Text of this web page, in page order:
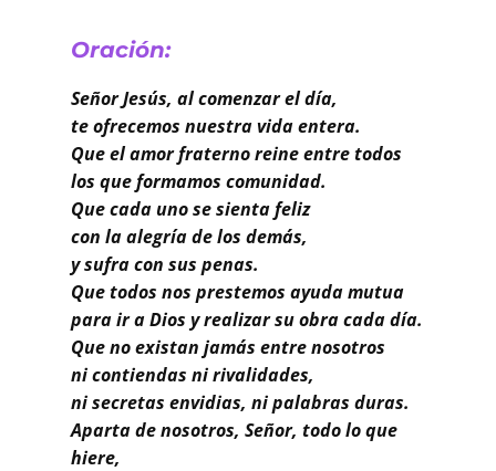
Familia Menesiana
Pastoral Vocacional
Recursos
Contacto
Buscar
Oración:
Señor Jesús, al comenzar el día,
te ofrecemos nuestra vida entera.
Que el amor fraterno reine entre todos
los que formamos comunidad.
Que cada uno se sienta feliz
con la alegría de los demás,
y sufra con sus penas.
Que todos nos prestemos ayuda mutua
para ir a Dios y realizar su obra cada día.
Que no existan jamás entre nosotros
ni contiendas ni rivalidades,
ni secretas envidias, ni palabras duras.
Aparta de nosotros, Señor, todo lo que
hiere,